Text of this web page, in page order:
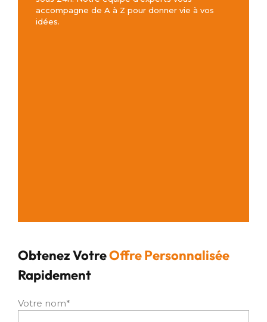
accompagne de A à Z pour donner vie à vos
idées.
Obtenez VotreOffre Personnalisée
Rapidement
Votre nom*